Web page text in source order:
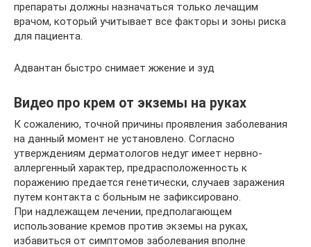
препараты должны назначаться только лечащим
врачом, который учитывает все факторы и зоны риска
для пациента.
Адвантан быстро снимает жжение и зуд
Видео про крем от экземы на руках
К сожалению, точной причины проявления заболевания
на данный момент не установлено. Согласно
утверждениям дерматологов недуг имеет нервно-
аллергенный характер, предрасположенность к
поражению предается генетически, случаев заражения
путем контакта с больным не зафиксировано.
При надлежащем лечении, предполагающем
использование кремов против экземы на руках,
избавиться от симптомов заболевания вполне